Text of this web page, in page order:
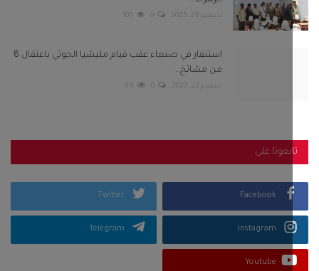
سبتمبر 29, 2025 0
105
استنفار في صنعاء عقب قيام مليشيا الحوثي باعتقال 8
من مشائخ...
0
98
على
Facebook
Twitter
Instagram
Telegram
Youtube